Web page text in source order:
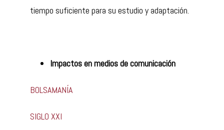
tiempo suficiente para su estudio y adaptación.
Impactos en medios de comunicación
BOLSAMANÍA
SIGLO XXI